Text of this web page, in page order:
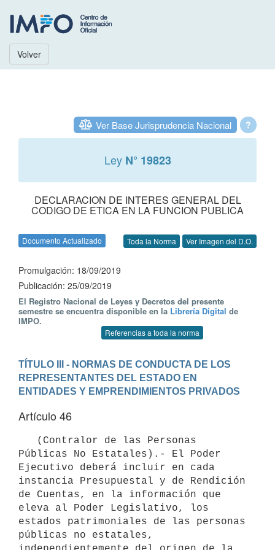
Volver
?
Ver Base Jurisprudencia Nacional
Ley N° 19823
DECLARACION DE INTERES GENERAL DEL
CODIGO DE ETICA EN LA FUNCION PUBLICA
Documento Actualizado Toda la Norma Ver Imagen del D.O.
Promulgación: 18/09/2019
Publicación: 25/09/2019
El Registro Nacional de Leyes y Decretos del presente
semestre se encuentra disponible en la Librería Digital de
IMPO.
Referencias a toda la norma
TÍTULO III - NORMAS DE CONDUCTA DE LOS
REPRESENTANTES DEL ESTADO EN
ENTIDADES Y EMPRENDIMIENTOS PRIVADOS
Artículo 46
Públicas No Estatales).- El Poder
Ejecutivo deberá incluir en cada
instancia Presupuestal y de Rendición
de Cuentas, en la información que
eleva al Poder Legislativo, los
estados patrimoniales de las personas
públicas no estatales,